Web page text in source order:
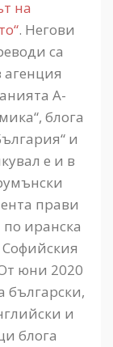
на
. Негови
са
агенция
A-
блога
и
е и в
прави
иранска
юни 2020
български,
и
блога